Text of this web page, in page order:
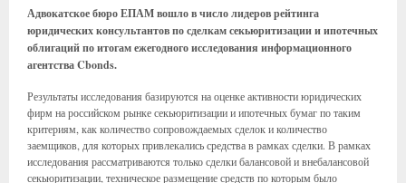
Адвокатское бюро ЕПАМ вошло в число лидеров рейтинга
юридических консультантов по сделкам секьюритизации и ипотечных
облигаций по итогам ежегодного исследования информационного
агентства Cbonds.
Результаты исследования базируются на оценке активности юридических
фирм на российском рынке секьюритизации и ипотечных бумаг по таким
критериям, как количество сопровождаемых сделок и количество
заемщиков, для которых привлекались средства в рамках сделки. В рамках
исследования рассматриваются только сделки балансовой и внебалансовой
секьюритизации, техническое размещение средств по которым было